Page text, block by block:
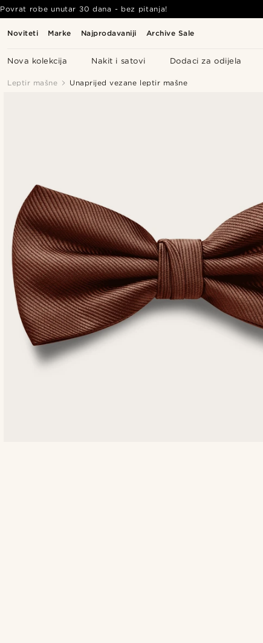
Noviteti Marke Najprodavaniji Archive Sale
Nova kolekcija Nakit i satovi Dodaci za odijela
Povrat robe unutar 30 dana - bez pitanja!
Leptir mašne Unaprijed vezane leptir mašne